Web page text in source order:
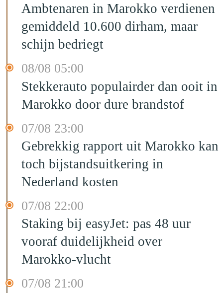
Ambtenaren in Marokko verdienen
gemiddeld 10.600 dirham, maar
schijn bedriegt
08/08 05:00
Stekkerauto populairder dan ooit in
Marokko door dure brandstof
07/08 23:00
Gebrekkig rapport uit Marokko kan
toch bijstandsuitkering in
Nederland kosten
07/08 22:00
Staking bij easyJet: pas 48 uur
vooraf duidelijkheid over
Marokko-vlucht
07/08 21:00